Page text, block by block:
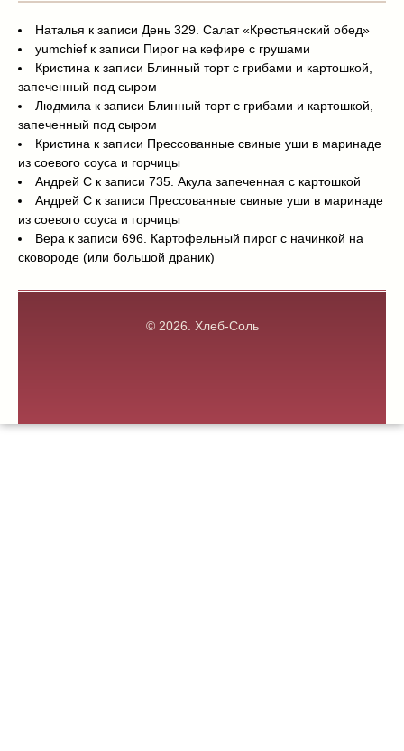
Наталья к записи День 329. Салат «Крестьянский обед»
yumchief к записи Пирог на кефире с грушами
Кристина к записи Блинный торт с грибами и картошкой,
запеченный под сыром
Людмила к записи Блинный торт с грибами и картошкой,
запеченный под сыром
Кристина к записи Прессованные свиные уши в маринаде
из соевого соуса и горчицы
Андрей С к записи 735. Акула запеченная с картошкой
Андрей С к записи Прессованные свиные уши в маринаде
из соевого соуса и горчицы
Вера к записи 696. Картофельный пирог с начинкой на
сковороде (или большой драник)
© 2026. Хлеб-Соль